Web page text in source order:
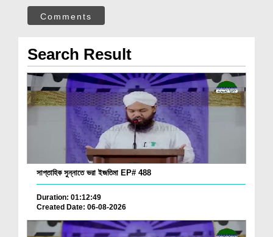
Comments
Search Result
সাপ্তাহিক সুন্নাতে ভরা ইজতিমা EP# 488
Duration: 01:12:49
Created Date: 06-08-2026